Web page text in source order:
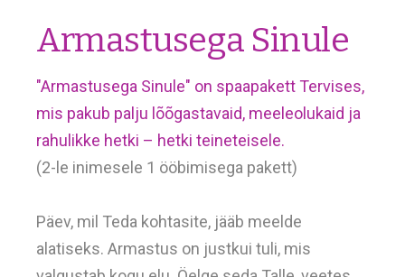
Armastusega Sinule
"Armastusega Sinule" on spaapakett Tervises,
mis pakub palju lõõgastavaid, meeleolukaid ja
rahulikke hetki – hetki teineteisele.
(2-le inimesele 1 ööbimisega pakett)
Päev, mil Teda kohtasite, jääb meelde
alatiseks. Armastus on justkui tuli, mis